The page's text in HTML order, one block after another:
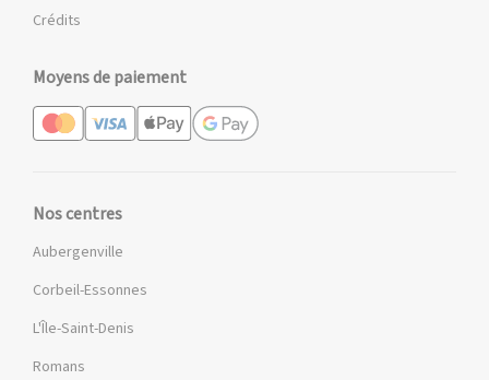
Crédits
Moyens de paiement
Nos centres
Aubergenville
Corbeil-Essonnes
L'Île-Saint-Denis
Romans